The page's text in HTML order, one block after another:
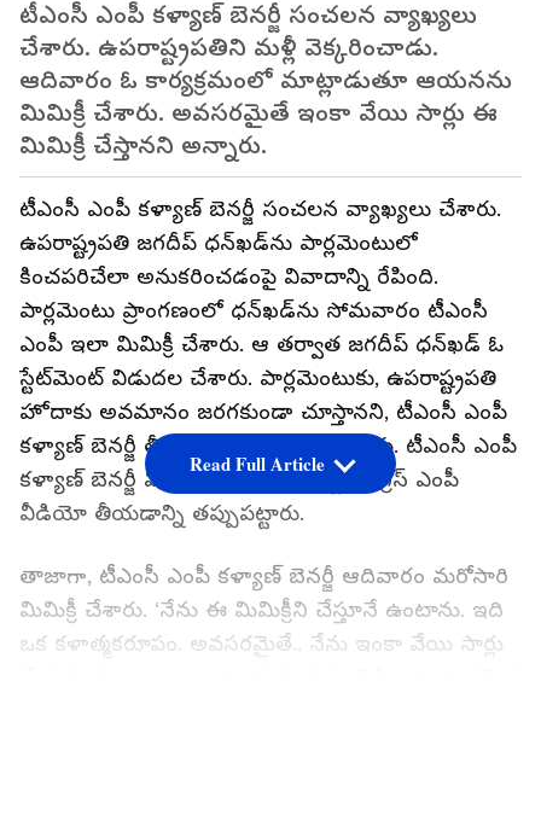
టీఎంసీ ఎంపీ కళ్యాణ్ బెనర్జీ సంచలన వ్యాఖ్యలు
చేశారు. ఉపరాష్ట్రపతిని మళ్లీ వెక్కరించాడు.
ఆదివారం ఓ కార్యక్రమంలో మాట్లాడుతూ ఆయనను
మిమిక్రీ చేశారు. అవసరమైతే ఇంకా వేయి సార్లు ఈ
మిమిక్రీ చేస్తానని అన్నారు.
టీఎంసీ ఎంపీ కళ్యాణ్ బెనర్జీ సంచలన వ్యాఖ్యలు చేశారు.
ఉపరాష్ట్రపతి జగదీప్ ధన్‌ఖడ్‌ను పార్లమెంటులో
కించపరిచేలా అనుకరించడంపై వివాదాన్ని రేపింది.
పార్లమెంటు ప్రాంగణంలో ధన్‌ఖడ్‌ను సోమవారం టీఎంసీ
ఎంపీ ఇలా మిమిక్రీ చేశారు. ఆ తర్వాత జగదీప్ ధన్‌ఖడ్ ఓ
స్టేట్‌మెంట్ విడుదల చేశారు. పార్లమెంటుకు, ఉపరాష్ట్రపతి
హోదాకు అవమానం జరగకుండా చూస్తానని, టీఎంసీ ఎంపీ
కళ్యాణ్ బెనర్జీ తీరుపై ఆగ్రహం వ్యక్తం చేశారు. టీఎంసీ ఎంపీ
కళ్యాణ్ బెనర్జీ మిమిక్రీ చేయడం, దాన్ని కాంగ్రెస్ ఎంపీ
వీడియో తీయడాన్ని తప్పుపట్టారు.
తాజాగా, టీఎంసీ ఎంపీ కళ్యాణ్ బెనర్జీ ఆదివారం మరోసారి
మిమిక్రీ చేశారు. ‘నేను ఈ మిమిక్రీని చేస్తూనే ఉంటాను. ఇది
ఒక కళాత్మకరూపం. అవసరమైతే.. నేను ఇంకా వేయి సార్లు
Read Full Article